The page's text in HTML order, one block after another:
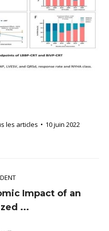
les articles 10 juin 2022
Impact of an
...